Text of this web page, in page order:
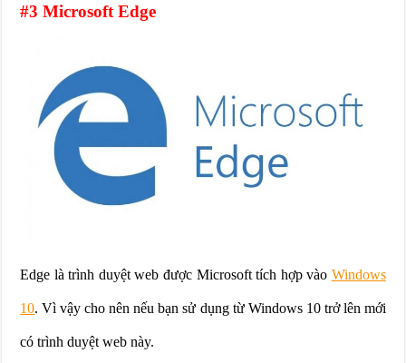
#3 Microsoft Edge
Edge là trình duyệt web được Microsoft tích hợp vào Windows
10. Vì vậy cho nên nếu bạn sử dụng từ Windows 10 trở lên mới
có trình duyệt web này.